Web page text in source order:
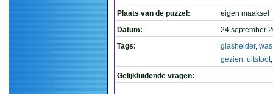
Plaats van de puzzel:
eigen maaksel
Datum:
24 september
Tags:
glashelder, was
gezien, uitstoot
Gelijkluidende vragen: